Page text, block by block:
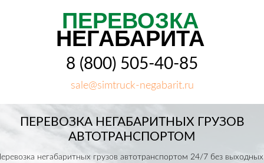
ПЕРЕВОЗКА
НЕГАБАРИТА
8 (800) 505-40-85
sale@simtruck-negabarit.ru
ПЕРЕВОЗКА НЕГАБАРИТНЫХ ГРУЗОВ
АВТОТРАНСПОРТОМ
негабаритных грузов автотранспортом 24/7 без